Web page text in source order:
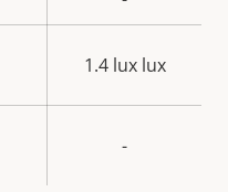
1.4 lux lux
-